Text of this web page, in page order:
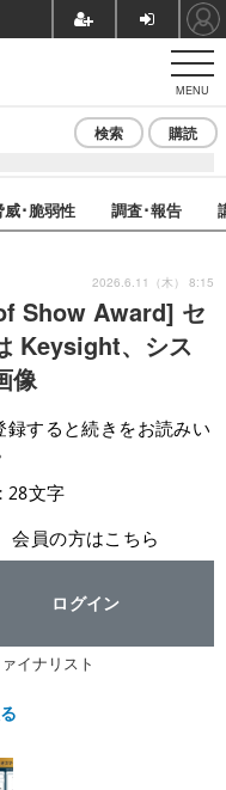
MENU
検索 購読
威･脆弱性 調査･報告
Show Award] セ
Keysight、シス
像
2026.6.11（木） 8:15
すると続きをお読みい
28文字
会員の方はこちら
ログイン
イナリスト